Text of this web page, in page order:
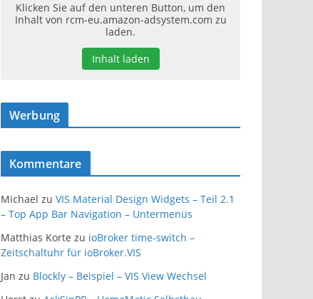
Klicken Sie auf den unteren Button, um den
Inhalt von rcm-eu.amazon-adsystem.com zu
laden.
Inhalt laden
Werbung
Kommentare
Michael zu VIS Material Design Widgets – Teil 2.1
– Top App Bar Navigation – Untermenüs
Matthias Korte zu ioBroker time-switch –
Zeitschaltuhr für ioBroker.VIS
Jan zu Blockly – Beispiel – VIS View Wechsel